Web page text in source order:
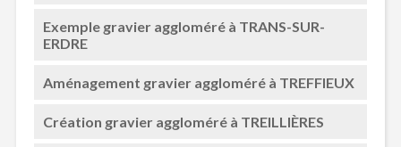
Exemple gravier aggloméré à TRANS-SUR-
ERDRE
Aménagement gravier aggloméré à TREFFIEUX
Création gravier aggloméré à TREILLIÈRES